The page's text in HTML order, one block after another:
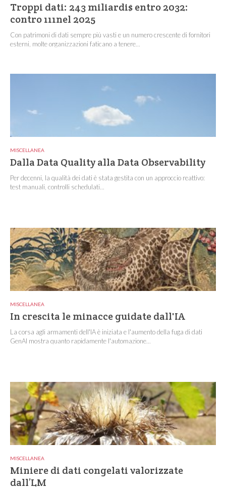
Troppi dati: 243 miliardi$ entro 2032:
contro 111nel 2025
Con patrimoni di dati sempre più vasti e un numero crescente di fornitori
esterni, molte organizzazioni faticano a tenere...
MISCELLANEA
Dalla Data Quality alla Data Observability
Per decenni, la qualità dei dati è stata gestita con un approccio reattivo:
test manuali, controlli schedulati...
MISCELLANEA
In crescita le minacce guidate dall'IA
La corsa agli armamenti dell'IA è iniziata e l'aumento della fuga di dati
GenAI mostra quanto rapidamente l'automazione...
MISCELLANEA
Miniere di dati congelati valorizzate
dall’LM